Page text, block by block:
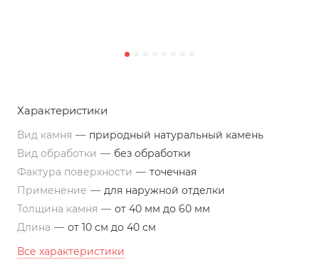
Характеристики
Вид камня — природный натуральный камень
Вид обработки — без обработки
Фактура поверхности — точечная
Применение — для наружной отделки
Толщина камня — от 40 мм до 60 мм
Длина — от 10 см до 40 см
Все характеристики